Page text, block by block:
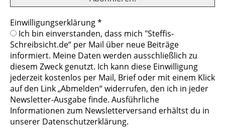
Cookies helfen uns bei der Bereitstellung
unserer Inhalte und Dienste. Durch die
weitere Nutzung der Webseite stimmen Sie
der Verwendung von Cookies zu.
Mehr erfahren
Cookies ablehnen Cookies erlauben
Einwilligungserklärung*
Ich bin einverstanden, dass mich "Steffis-
Schreibsicht.de“ per Mail über neue Beiträge
informiert. Meine Daten werden ausschließlich zu
diesem Zweck genutzt. Ich kann diese Einwilligung
jederzeit kostenlos per Mail, Brief oder mit einem Klick
auf den Link „Abmelden“ widerrufen, den ich in jeder
Newsletter-Ausgabe finde. Ausführliche
Informationen zum Newsletterversand erhältst du in
unserer Datenschutzerklärung.
© Steffis Schreibsicht 2026 Impressum Datenschutzerklärung